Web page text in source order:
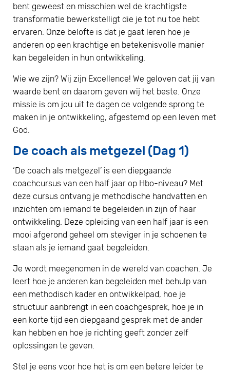
bent geweest en misschien wel de krachtigste
transformatie bewerkstelligt die je tot nu toe hebt
ervaren. Onze belofte is dat je gaat leren hoe je
anderen op een krachtige en betekenisvolle manier
kan begeleiden in hun ontwikkeling.
Wie we zijn? Wij zijn Excellence! We geloven dat jij van
waarde bent en daarom geven wij het beste. Onze
missie is om jou uit te dagen de volgende sprong te
maken in je ontwikkeling, afgestemd op een leven met
God.
De coach als metgezel (Dag 1)
‘De coach als metgezel’ is een diepgaande
coachcursus van een half jaar op Hbo-niveau? Met
deze cursus ontvang je methodische handvatten en
inzichten om iemand te begeleiden in zijn of haar
ontwikkeling. Deze opleiding van een half jaar is een
mooi afgerond geheel om steviger in je schoenen te
staan als je iemand gaat begeleiden.
Je wordt meegenomen in de wereld van coachen. Je
leert hoe je anderen kan begeleiden met behulp van
een methodisch kader en ontwikkelpad, hoe je
structuur aanbrengt in een coachgesprek, hoe je in
een korte tijd een diepgaand gesprek met de ander
kan hebben en hoe je richting geeft zonder zelf
oplossingen te geven.
Stel je eens voor hoe het is om een betere leider te